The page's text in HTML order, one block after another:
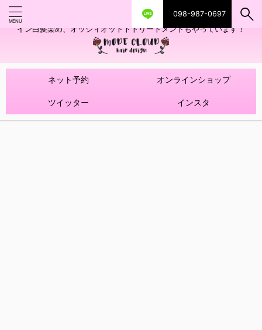
098-987-0697
艶ツヤヘアカラー！髪質改善トリートメントやハイライトを使ったデザ
イン白髪染め、オッジィオットトトリートメントもやっています！
ネット予約 オンラインショップ
ツイッター インスタ